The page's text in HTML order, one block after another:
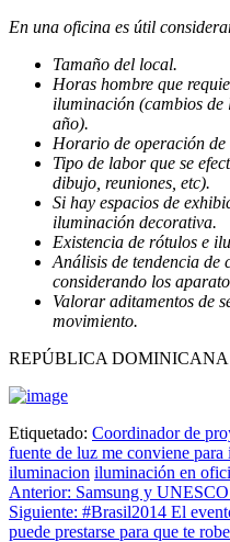
En una oficina es útil
Tamaño del local.
Horas hombre que
iluminación (cambios
año).
Horario de operación
Tipo de labor que se
dibujo, reuniones, etc).
Si hay espacios de
iluminación decorativa.
Existencia de rótulos e
Análisis de tendencia de
considerando los
Valorar aditamentos de
movimiento.
REPÚBLICA DOMINICANA
Etiquetado: Coordinador de
fuente de luz me conviene
iluminacion iluminación en
Navegación
de
Anterior: Samsung y
Siguiente: #Brasil2014 El
puede prestarse para que te